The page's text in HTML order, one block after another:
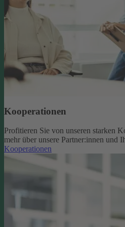
Kooperationen
Profitieren Sie von unseren starken
mehr über unsere Partner:innen und
Kooperationen